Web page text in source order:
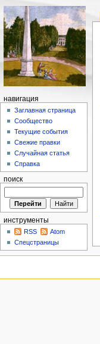
навигация
Заглавная страница
Сообщество
Текущие события
Свежие правки
Случайная статья
Справка
поиск
инструменты
RSS
Atom
Спецстраницы